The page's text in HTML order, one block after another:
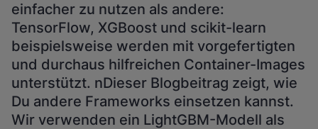
einfacher zu nutzen als andere:
TensorFlow, XGBoost und scikit-learn
beispielsweise werden mit vorgefertigten
und durchaus hilfreichen Container-Images
unterstützt. nDieser Blogbeitrag zeigt, wie
Du andere Frameworks einsetzen kannst.
Wir verwenden ein LightGBM-Modell als